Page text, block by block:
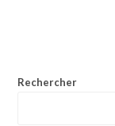
Rechercher